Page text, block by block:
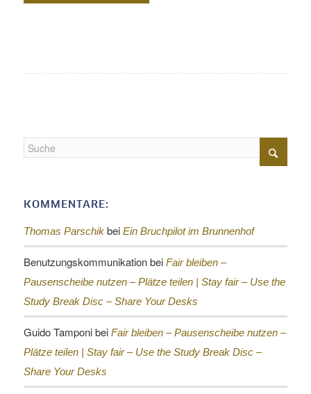
KOMMENTARE:
Thomas Parschikbei Ein Bruchpilot im Brunnenhof
Benutzungskommunikationbei Fair bleiben –
Pausenscheibe nutzen – Plätze teilen | Stay fair – Use the
Study Break Disc – Share Your Desks
Guido Tamponibei Fair bleiben – Pausenscheibe nutzen –
Plätze teilen | Stay fair – Use the Study Break Disc –
Share Your Desks